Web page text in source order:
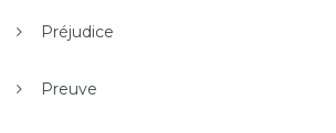
Préjudice
Preuve